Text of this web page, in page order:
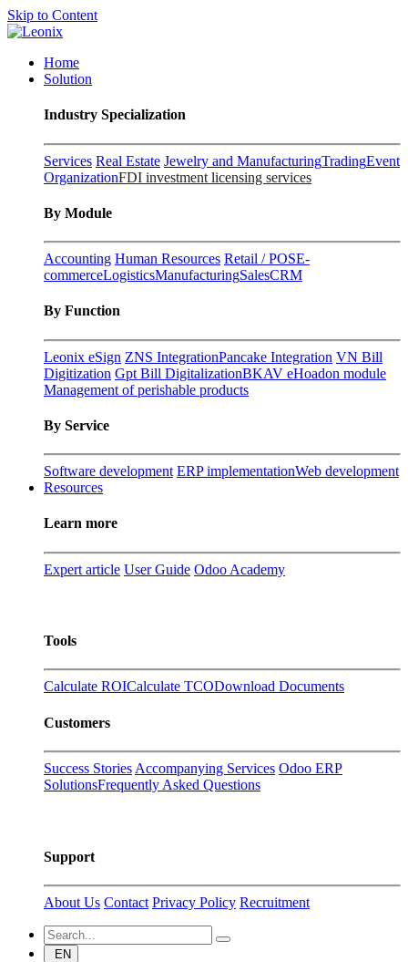
Skip to Content
Home
Solution
Industry Specialization
Services Real Estate Jewelry and ManufacturingTradingEvent
OrganizationFDI investment licensing services
By Module
Accounting Human Resources Retail / POSE-
commerceLogisticsManufacturingSalesCRM
By Function
Leonix eSign ZNS IntegrationPancake Integration VN Bill
Digitization Gpt Bill DigitalizationBKAV eHoadon module
Management of perishable products
By Service
Software development ERP implementationWeb development
Resources
Learn more
Expert article User Guide Odoo Academy
Tools
Calculate ROICalculate TCODownload Documents
Customers
Success Stories Accompanying Services Odoo ERP
SolutionsFrequently Asked Questions
Support
About Us Contact Privacy Policy Recruitment
EN